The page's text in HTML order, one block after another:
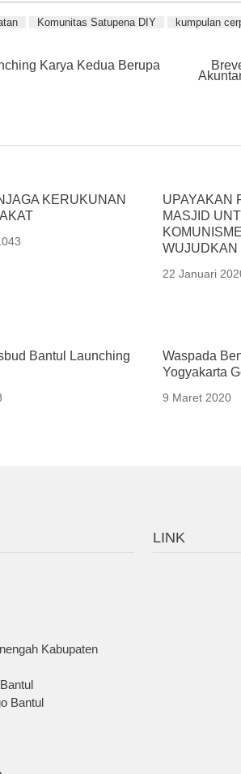
Komunitas Satupena DIY kumpulan
Karya Kedua Berupa
KERUKUNAN
UPAYAKAN
MASJID
WUJUDKAN
22 Januari
Bantul Launching
Waspada
Yogyakarta
9 Maret 2020
Kabupaten
Bantul
LINK